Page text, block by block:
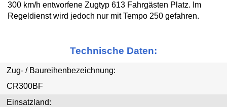
300 km/h entworfene Zugtyp 613 Fahrgästen Platz. Im
Regeldienst wird jedoch nur mit Tempo 250 gefahren.
Technische Daten:
Zug- / Baureihenbezeichnung:
CR300BF
Einsatzland: